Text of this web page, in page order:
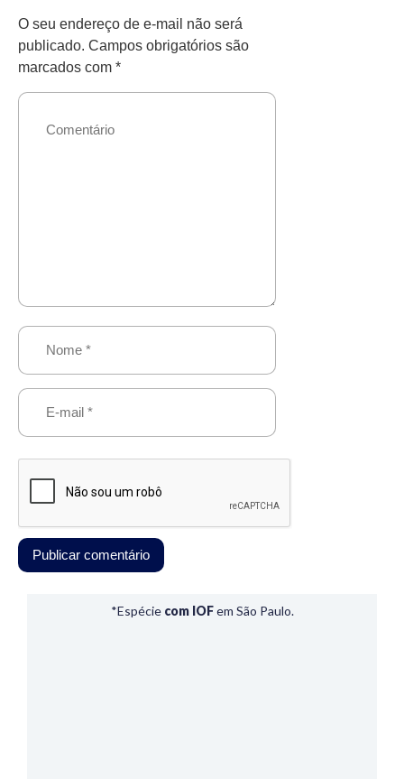
O seu endereço de e-mail não será
publicado. Campos obrigatórios são
marcados com *